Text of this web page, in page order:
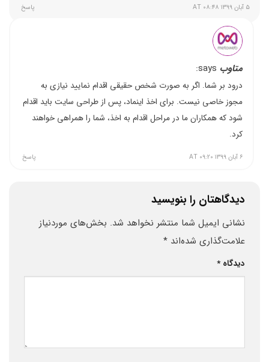
۵ آبان ۱۳۹۹ AT ۰۸:۴۸ پاسخ
متاوب says:
درود بر شما. اگر به صورت شخص حقیقی اقدام نمایید نیازی به
مجوز خاصی نیست. برای اخذ اینماد، پس از طراحی سایت باید اقدام
شود که همکاران ما در مراحل اقدام به اخذ، شما را همراهی خواهند
کرد.
۶ آبان ۱۳۹۹ AT ۰۹:۲۰ پاسخ
دیدگاهتان را بنویسید
نشانی ایمیل شما منتشر نخواهد شد. بخش‌های موردنیاز
علامت‌گذاری شده‌اند *
دیدگاه*